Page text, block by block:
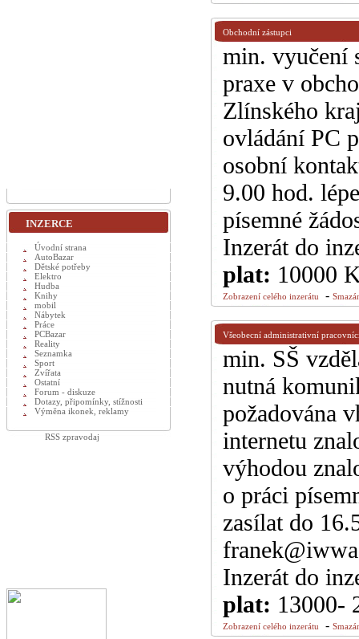
Obchodní zástupci
min. vyučení
praxe v
Zlínského
ovládání PC
osobní
9.00 hod.
písemné
Inzerát do
plat: 10000
Zobrazení celého inzerátu -
Všeobecní administrativní
min. SŠ
nutná
požadována
internetu
výhodou
o práci
zasílat do
Inzerát do
plat: 13000-
Zobrazení celého inzerátu -
INZERCE
Úvodní strana
AutoBazar
Dětské potřeby
Elektro
Hudba
Knihy
mobil
Nábytek
Práce
PCBazar
Reality
Seznamka
Sport
Zvířata
Ostatní
Forum - diskuze
Dotazy, připomínky, stížnosti
Výměna ikonek, reklamy
RSS zpravodaj